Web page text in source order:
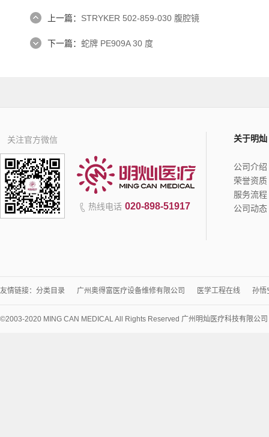
上一篇： STRYKER 502-859-030 腹腔镜
下一篇： 蛇牌 PE909A 30 度
关注官方微信
热线电话 020-898-51917
关于明灿
公司介绍
荣誉资质
服务流程
公司动态
友情链接： 分类目录 广州奥得富医疗设备维修有限公司 医学工程在线 孙悟
©2003-2020 MING CAN MEDICAL All Rights Reserved 广州明灿医疗科技有限公司